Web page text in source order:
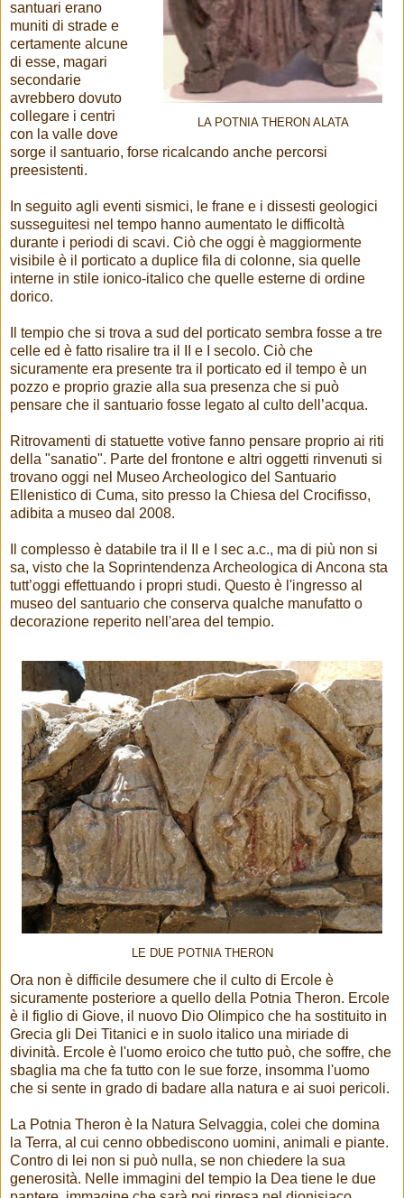
LA POTNIA THERON ALATA
santuari erano
muniti di strade e
certamente alcune
di esse, magari
secondarie
avrebbero dovuto
collegare i centri
con la valle dove
sorge il santuario, forse ricalcando anche percorsi
preesistenti.
In seguito agli eventi sismici, le frane e i dissesti geologici
susseguitesi nel tempo hanno aumentato le difficoltà
durante i periodi di scavi. Ciò che oggi è maggiormente
visibile è il porticato a duplice fila di colonne, sia quelle
interne in stile ionico-italico che quelle esterne di ordine
dorico.
Il tempio che si trova a sud del porticato sembra fosse a tre
celle ed è fatto risalire tra il II e I secolo. Ciò che
sicuramente era presente tra il porticato ed il tempo è un
pozzo e proprio grazie alla sua presenza che si può
pensare che il santuario fosse legato al culto dell’acqua.
Ritrovamenti di statuette votive fanno pensare proprio ai riti
della "sanatio". Parte del frontone e altri oggetti rinvenuti si
trovano oggi nel Museo Archeologico del Santuario
Ellenistico di Cuma, sito presso la Chiesa del Crocifisso,
adibita a museo dal 2008.
Il complesso è databile tra il II e I sec a.c., ma di più non si
sa, visto che la Soprintendenza Archeologica di Ancona sta
tutt’oggi effettuando i propri studi. Questo è l'ingresso al
museo del santuario che conserva qualche manufatto o
decorazione reperito nell'area del tempio.
LE DUE POTNIA THERON
Ora non è difficile desumere che il culto di Ercole è
sicuramente posteriore a quello della Potnia Theron. Ercole
è il figlio di Giove, il nuovo Dio Olimpico che ha sostituito in
Grecia gli Dei Titanici e in suolo italico una miriade di
divinità. Ercole è l'uomo eroico che tutto può, che soffre, che
sbaglia ma che fa tutto con le sue forze, insomma l'uomo
che si sente in grado di badare alla natura e ai suoi pericoli.
La Potnia Theron è la Natura Selvaggia, colei che domina
la Terra, al cui cenno obbediscono uomini, animali e piante.
Contro di lei non si può nulla, se non chiedere la sua
generosità. Nelle immagini del tempio la Dea tiene le due